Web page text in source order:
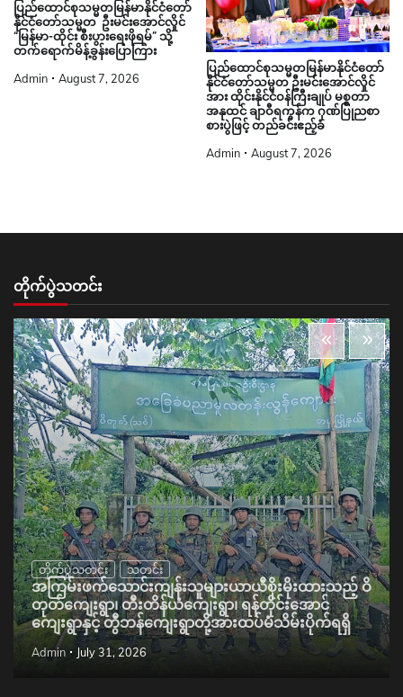
ပြည်ထောင်စုသမ္မတမြန်မာနိုင်ငံတော်
နိုင်ငံတော်သမ္မတ ဦးမင်းအောင်လှိုင်
“မြန်မာ-ထိုင်း စီးပွားရေးဖိုရမ်” သို့
တက်ရောက်မိန့်ခွန်းပြောကြား
Admin August 7, 2026
ပြည်ထောင်စုသမ္မတမြန်မာနိုင်ငံတော်
နိုင်ငံတော်သမ္မတ ဦးမင်းအောင်လှိုင်
အား ထိုင်းနိုင်ငံဝန်ကြီးချုပ် မစ္စတာ
အနုထင် ချာဝီရကွန်က ဂုဏ်ပြုညစာ
စားပွဲဖြင့် တည်ခင်းဧည့်ခံ
Admin August 7, 2026
တိုက်ပွဲသတင်း
တိုက်ပွဲသတင်း သတင်း
အကြမ်းဖက်သောင်းကျန်းသူများယာယီစိုးမိုးထားသည့် ဝိ
တုတ်ကျေးရွာ၊ တီးတိန်ယံကျေးရွာ၊ ရန်တိုင်းအောင်
ကျေးရွာနှင့် တွီဘန်ကျေးရွာတို့အားထပ်မံသိမ်းပိုက်ရရှိ
Admin July 31, 2026